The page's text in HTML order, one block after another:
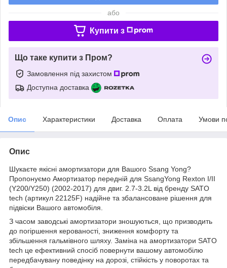
або
Купити з
Що таке купити з Пром?
Замовлення під захистом
Доступна доставка
Опис Характеристики Доставка Оплата Умови
Опис
Шукаєте якісні амортизатори для Вашого Ssang Yong?
Пропонуємо Амортизатор передній для SsangYong Rexton I/II
(Y200/Y250) (2002-2017) для двиг. 2.7-3.2L від бренду SATO
tech (артикул 22125F) надійне та збалансоване рішення для
підвіски Вашого автомобіля.
З часом заводські амортизатори зношуються, що призводить
до погіршення керованості, зниження комфорту та
збільшення гальмівного шляху. Заміна на амортизатори SATO
tech це ефективний спосіб повернути вашому автомобілю
передбачувану поведінку на дорозі, стійкість у поворотах та